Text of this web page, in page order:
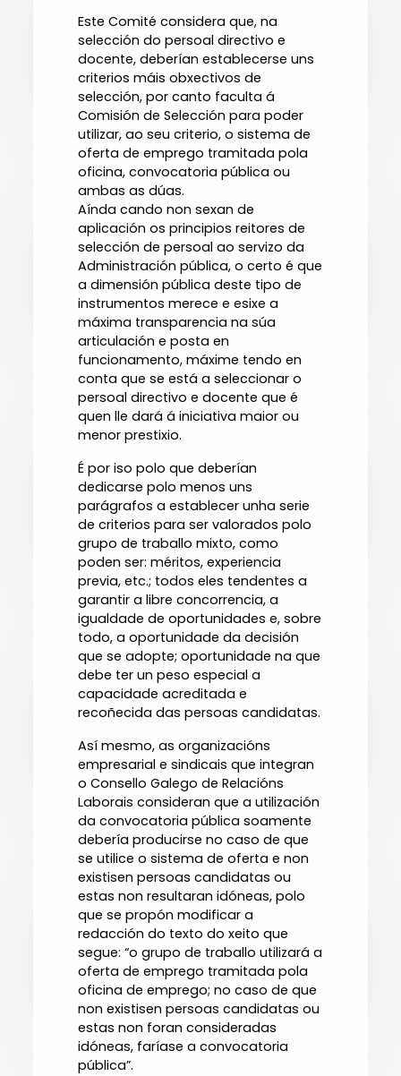
Este Comité considera que, na
selección do persoal directivo e
docente, deberían establecerse uns
criterios máis obxectivos de
selección, por canto faculta á
Comisión de Selección para poder
utilizar, ao seu criterio, o sistema de
oferta de emprego tramitada pola
oficina, convocatoria pública ou
ambas as dúas.
Aínda cando non sexan de
aplicación os principios reitores de
selección de persoal ao servizo da
Administración pública, o certo é que
a dimensión pública deste tipo de
instrumentos merece e esixe a
máxima transparencia na súa
articulación e posta en
funcionamento, máxime tendo en
conta que se está a seleccionar o
persoal directivo e docente que é
quen lle dará á iniciativa maior ou
menor prestixio.
É por iso polo que deberían
dedicarse polo menos uns
parágrafos a establecer unha serie
de criterios para ser valorados polo
grupo de traballo mixto, como
poden ser: méritos, experiencia
previa, etc.; todos eles tendentes a
garantir a libre concorrencia, a
igualdade de oportunidades e, sobre
todo, a oportunidade da decisión
que se adopte; oportunidade na que
debe ter un peso especial a
capacidade acreditada e
recoñecida das persoas candidatas.
Así mesmo, as organizacións
empresarial e sindicais que integran
o Consello Galego de Relacións
Laborais consideran que a utilización
da convocatoria pública soamente
debería producirse no caso de que
se utilice o sistema de oferta e non
existisen persoas candidatas ou
estas non resultaran idóneas, polo
que se propón modificar a
redacción do texto do xeito que
segue: “o grupo de traballo utilizará a
oferta de emprego tramitada pola
oficina de emprego; no caso de que
non existisen persoas candidatas ou
estas non foran consideradas
idóneas, faríase a convocatoria
pública”.